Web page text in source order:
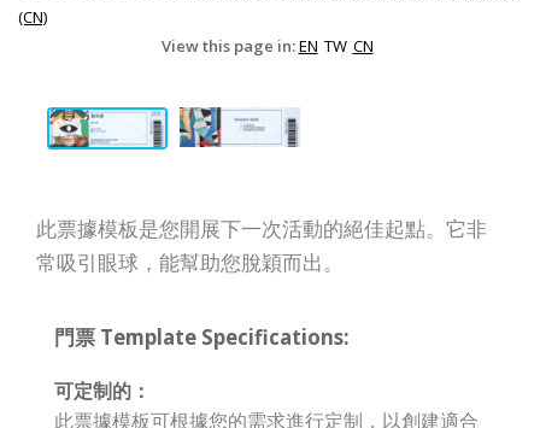
(CN)
View this page in:EN TW CN
此票據模板是您開展下一次活動的絕佳起點。它非
常吸引眼球，能幫助您脫穎而出。
門票 Template Specifications:
可定制的：
此票據模板可根據您的需求進行定制，以創建適合